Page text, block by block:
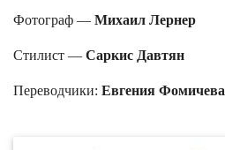
Фотограф — Михаил Лернер
Стилист — Саркис Давтян
Переводчики: Евгения Фомичева